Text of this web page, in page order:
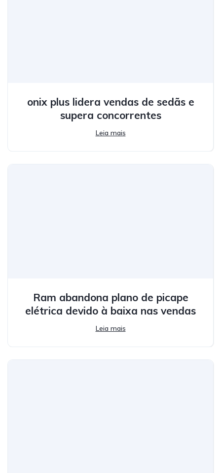
onix plus lidera vendas de sedãs e
supera concorrentes
Leia mais
Ram abandona plano de picape
elétrica devido à baixa nas vendas
Leia mais